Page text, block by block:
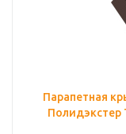
Парапетная
Полидэкстер